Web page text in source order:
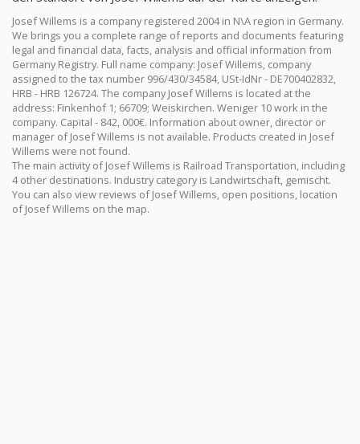
Josef Willems is a company registered 2004 in N\A region in Germany.
We brings you a complete range of reports and documents featuring
legal and financial data, facts, analysis and official information from
Germany Registry. Full name company: Josef Willems, company
assigned to the tax number 996/430/34584, USt-IdNr - DE700402832,
HRB - HRB 126724. The company Josef Willems is located at the
address: Finkenhof 1; 66709; Weiskirchen. Weniger 10 work in the
company. Capital - 842, 000€. Information about owner, director or
manager of Josef Willems is not available. Products created in Josef
Willems were not found.
The main activity of Josef Willems is Railroad Transportation, including
4 other destinations. Industry category is Landwirtschaft, gemischt.
You can also view reviews of Josef Willems, open positions, location
of Josef Willems on the map.